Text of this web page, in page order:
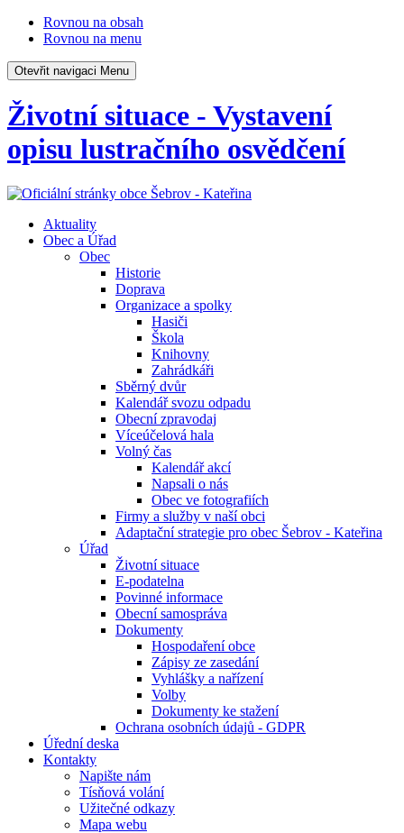
Rovnou na obsah
Rovnou na menu
Otevřit navigaci Menu
Životní situace - Vystavení
opisu lustračního osvědčení
Aktuality
Obec a Úřad
Obec
Historie
Doprava
Organizace a spolky
Hasiči
Škola
Knihovny
Zahrádkáři
Sběrný dvůr
Kalendář svozu odpadu
Obecní zpravodaj
Víceúčelová hala
Volný čas
Kalendář akcí
Napsali o nás
Obec ve fotografiích
Firmy a služby v naší obci
Adaptační strategie pro obec Šebrov - Kateřina
Úřad
Životní situace
E-podatelna
Povinné informace
Obecní samospráva
Dokumenty
Hospodaření obce
Zápisy ze zasedání
Vyhlášky a nařízení
Volby
Dokumenty ke stažení
Ochrana osobních údajů - GDPR
Úřední deska
Kontakty
Napište nám
Tísňová volání
Užitečné odkazy
Mapa webu